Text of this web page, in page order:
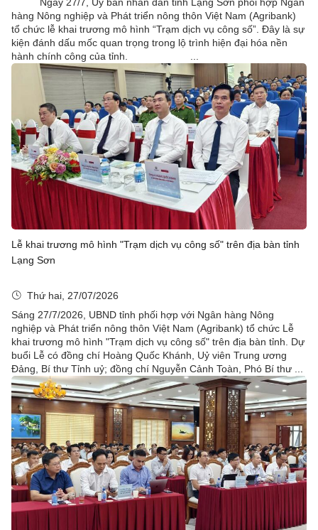
hàng Nông nghiệp và Phát triển nông thôn Việt Nam (Agribank)
tổ chức lễ khai trương mô hình “Trạm dịch vụ công số”. Đây là sự
kiện đánh dấu mốc quan trọng trong lộ trình hiện đại hóa nền
hành chính công của tỉnh. ...
Lễ khai trương mô hình "Trạm dịch vụ công số" trên địa bàn tỉnh
Lạng Sơn
Thứ hai, 27/07/2026
Sáng 27/7/2026, UBND tỉnh phối hợp với Ngân hàng Nông
nghiệp và Phát triển nông thôn Việt Nam (Agribank) tổ chức Lễ
khai trương mô hình "Trạm dịch vụ công số" trên địa bàn tỉnh. Dự
buổi Lễ có đồng chí Hoàng Quốc Khánh, Uỷ viên Trung ương
Đảng, Bí thư Tỉnh uỷ; đồng chí Nguyễn Cảnh Toàn, Phó Bí thư ...